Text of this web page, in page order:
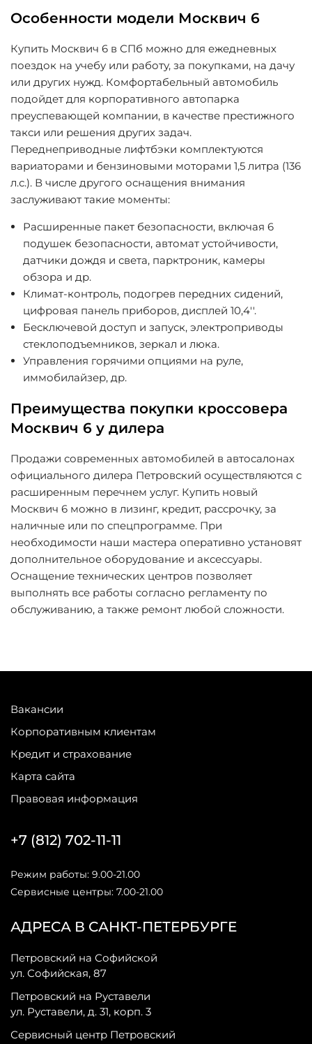
Особенности модели Москвич 6
Купить Москвич 6 в СПб можно для ежедневных
поездок на учебу или работу, за покупками, на дачу
или других нужд. Комфортабельный автомобиль
подойдет для корпоративного автопарка
преуспевающей компании, в качестве престижного
такси или решения других задач.
Переднеприводные лифтбэки комплектуются
вариаторами и бензиновыми моторами 1,5 литра (136
л.с.). В числе другого оснащения внимания
заслуживают такие моменты:
Расширенные пакет безопасности, включая 6
подушек безопасности, автомат устойчивости,
датчики дождя и света, парктроник, камеры
обзора и др.
Климат-контроль, подогрев передних сидений,
цифровая панель приборов, дисплей 10,4''.
Бесключевой доступ и запуск, электроприводы
стеклоподъемников, зеркал и люка.
Управления горячими опциями на руле,
иммобилайзер, др.
Преимущества покупки кроссовера
Москвич 6 у дилера
Продажи современных автомобилей в автосалонах
официального дилера Петровский осуществляются с
расширенным перечнем услуг. Купить новый
Москвич 6 можно в лизинг, кредит, рассрочку, за
наличные или по спецпрограмме. При
необходимости наши мастера оперативно установят
дополнительное оборудование и аксессуары.
Оснащение технических центров позволяет
выполнять все работы согласно регламенту по
обслуживанию, а также ремонт любой сложности.
Вакансии
Корпоративным клиентам
Кредит и страхование
Карта сайта
Правовая информация
АДРЕСА В САНКТ-ПЕТЕРБУРГЕ
Петровский на Софийской
ул. Софийская, 87
Петровский на Руставели
ул. Руставели, д. 31, корп. 3
Сервисный центр Петровский
+7 (812) 702-11-11
Режим работы: 9.00-21.00
Сервисные центры: 7.00-21.00